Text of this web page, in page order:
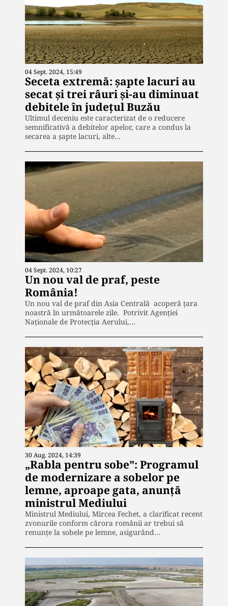
04 Sept. 2024, 15:49
Seceta extremă: șapte lacuri au
secat şi trei râuri şi-au diminuat
debitele în județul Buzău
Ultimul deceniu este caracterizat de o reducere
semnificativă a debitelor apelor, care a condus la
secarea a şapte lacuri, alte…
04 Sept. 2024, 10:27
Un nou val de praf, peste
România!
Un nou val de praf din Asia Centrală acoperă țara
noastră în următoarele zile. Potrivit Agenției
Naționale de Protecția Aerului,…
30 Aug. 2024, 14:39
„Rabla pentru sobe”: Programul
de modernizare a sobelor pe
lemne, aproape gata, anunță
ministrul Mediului
Ministrul Mediului, Mircea Fechet, a clarificat recent
zvonurile conform cărora românii ar trebui să
renunțe la sobele pe lemne, asigurând…